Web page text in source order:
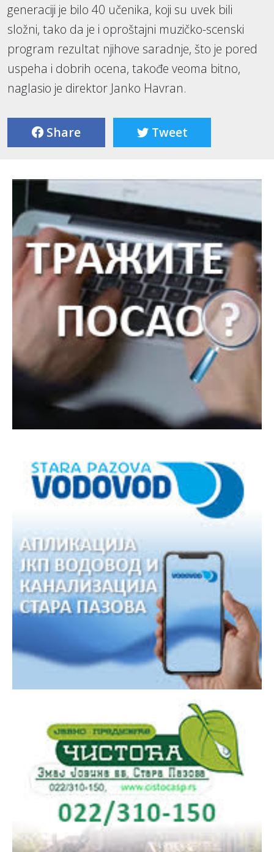
generaciji je bilo 40 učenika, koji su uvek bili
složni, tako da je i oproštajni muzičko-scenski
program rezultat njihove saradnje, što je pored
uspeha i dobrih ocena, takođe veoma bitno,
naglasio je direktor Janko Havran.
Share Tweet